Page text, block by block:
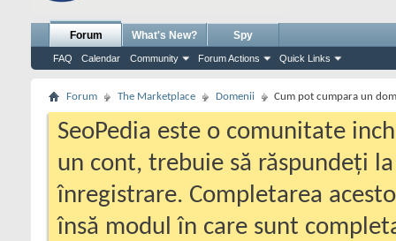
Forum
FAQ Calendar Community Forum Actions Quick Links
What's New? Spy
Forum The Marketplace Domenii Cum pot cumpara un
SeoPedia este o comunitate
un cont, trebuie să răspundeți
înregistrare. Completarea
însă modul în care sunt